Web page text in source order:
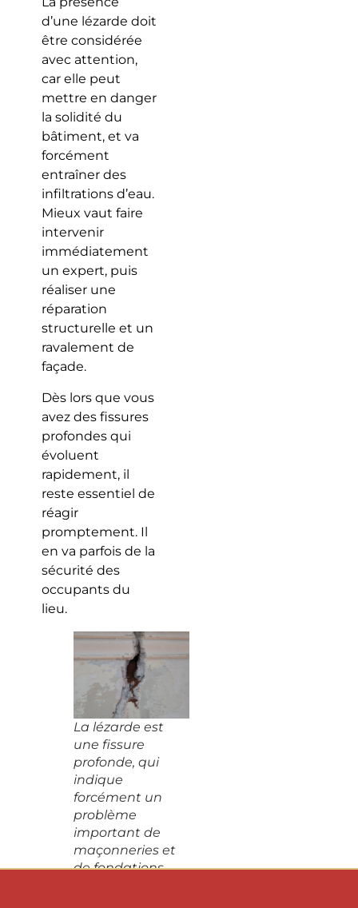
d’une lézarde doit
être considérée
avec attention,
car elle peut
mettre en danger
la solidité du
bâtiment, et va
forcément
entraîner des
infiltrations d’eau.
Mieux vaut faire
intervenir
immédiatement
un expert, puis
réaliser une
réparation
structurelle et un
ravalement de
façade.
Dès lors que vous
avez des fissures
profondes qui
évoluent
rapidement, il
reste essentiel de
réagir
promptement. Il
en va parfois de la
sécurité des
occupants du
lieu.
La lézarde est
une fissure
profonde, qui
indique
forcément un
problème
important de
maçonneries et
de fondations.